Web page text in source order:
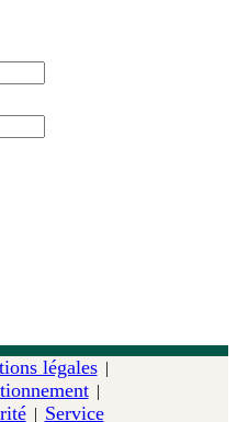
légales |
|
| Service